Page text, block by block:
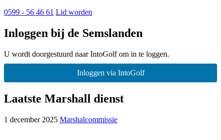
0599 - 56 46 61 Lid worden
Inloggen bij de Semslanden
U wordt doorgestuurd naar IntoGolf om in te loggen.
Inloggen via IntoGolf
Laatste Marshall dienst
1 december 2025 Marshalcommissie